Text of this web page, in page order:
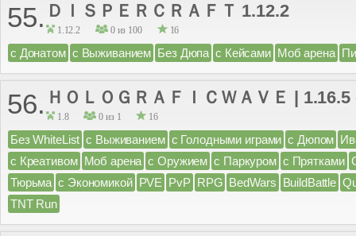
55. ＤＩＳＰＥＲＣＲＡＦＴ 1.12.2
1.12.2 0 из 100 16
с Донатом с Выживанием Без Дюпа с Кейсами Моб арена
56. ＨＯＬＯＧＲＡＦＩＣＷＡＶＥ | 1.16.5
1.8 0 из 1 16
Без WhiteList с Выживанием с Голодными играми с Дюпом
с Креативом Моб арена с Оружием с Паркуром с Прятками
Тюрьма с Экономикой PVE PvP RPG BedWars BuildBattle
TNT Run